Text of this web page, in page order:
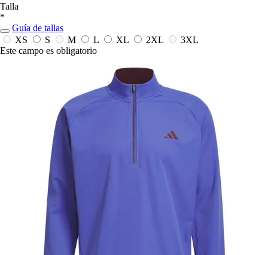
Talla
*
Guía de tallas
XS
S M L XL 2XL
3XL
Este campo es obligatorio